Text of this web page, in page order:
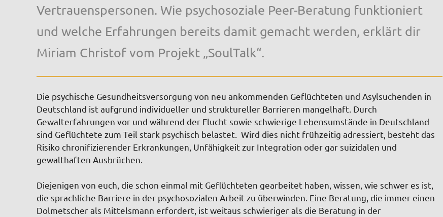
Vertrauenspersonen. Wie psychosoziale Peer-Beratung funktioniert
und welche Erfahrungen bereits damit gemacht werden, erklärt dir
Miriam Christof vom Projekt „SoulTalk“.
Die psychische Gesundheitsversorgung von neu ankommenden Geflüchteten und Asylsuchenden in
Deutschland ist aufgrund individueller und struktureller Barrieren mangelhaft. Durch
Gewalterfahrungen vor und während der Flucht sowie schwierige Lebensumstände in Deutschland
sind Geflüchtete zum Teil stark psychisch belastet. Wird dies nicht frühzeitig adressiert, besteht das
Risiko chronifizierender Erkrankungen, Unfähigkeit zur Integration oder gar suizidalen und
gewalthaften Ausbrüchen.
Diejenigen von euch, die schon einmal mit Geflüchteten gearbeitet haben, wissen, wie schwer es ist,
die sprachliche Barriere in der psychosozialen Arbeit zu überwinden. Eine Beratung, die immer einen
Dolmetscher als Mittelsmann erfordert, ist weitaus schwieriger als die Beratung in der